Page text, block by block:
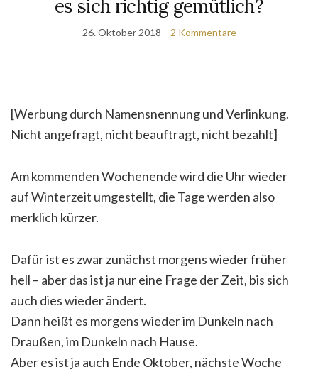
es sich richtig gemütlich?
26. Oktober 2018 2 Kommentare
[Werbung durch Namensnennung und Verlinkung.
Nicht angefragt, nicht beauftragt, nicht bezahlt]
Am kommenden Wochenende wird die Uhr wieder
auf Winterzeit umgestellt, die Tage werden also
merklich kürzer.
Dafür ist es zwar zunächst morgens wieder früher
hell – aber das ist ja nur eine Frage der Zeit, bis sich
auch dies wieder ändert.
Dann heißt es morgens wieder im Dunkeln nach
Draußen, im Dunkeln nach Hause.
Aber es ist ja auch Ende Oktober, nächste Woche